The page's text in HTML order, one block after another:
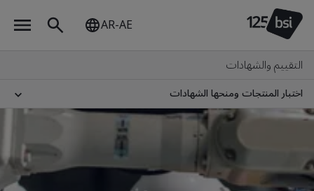
AR-AE
التقييم والشهادات
اختبار المنتجات ومنحها الشهادات